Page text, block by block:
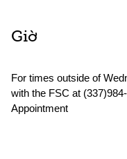
Giờ
For times outside of
with the FSC at
Appointment